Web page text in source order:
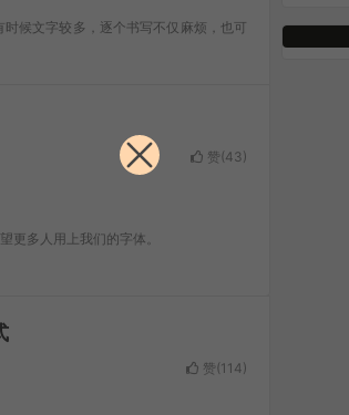
候文字较多，逐个书写不仅麻烦，也可
赞(43)
更多人用上我们的字体。
赞(114)